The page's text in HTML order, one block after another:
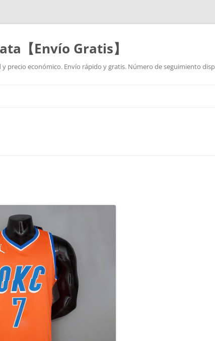
【Envío Gratis】
precio económico. Envío rápido y gratis. Número de seguimiento